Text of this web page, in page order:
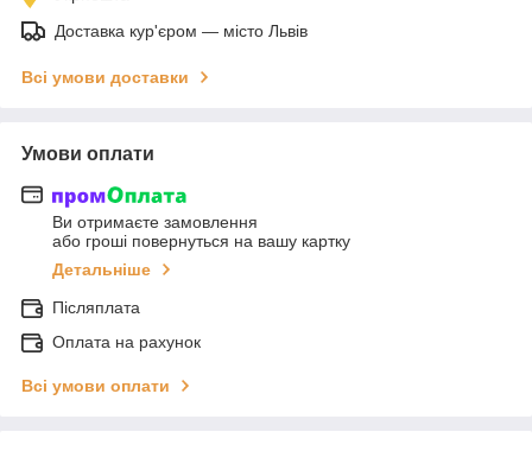
Доставка кур'єром — місто Львів
Всі умови доставки
Умови оплати
Ви отримаєте замовлення
або гроші повернуться на вашу картку
Детальніше
Післяплата
Оплата на рахунок
Всі умови оплати